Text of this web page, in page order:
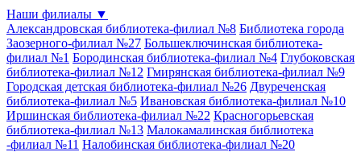
Наши филиалы ▼
Александровская библиотека-филиал №8 Библиотека города
Заозерного-филиал №27 Большеключинская библиотека-
филиал №1 Бородинская библиотека-филиал №4 Глубоковская
библиотека-филиал №12 Гмирянская библиотека-филиал №9
Городская детская библиотека-филиал №26 Двуреченская
библиотека-филиал №5 Ивановская библиотека-филиал №10
Иршинская библиотека-филиал №22 Красногорьевская
библиотека-филиал №13 Малокамалинская библиотека
-филиал №11 Налобинская библиотека-филиал №20